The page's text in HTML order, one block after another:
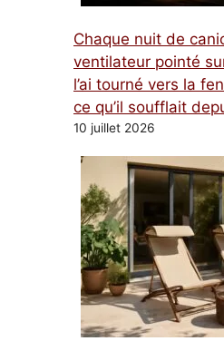
Chaque nuit de
ventilateur pointé
l’ai tourné vers la
ce qu’il soufflait
10 juillet 2026